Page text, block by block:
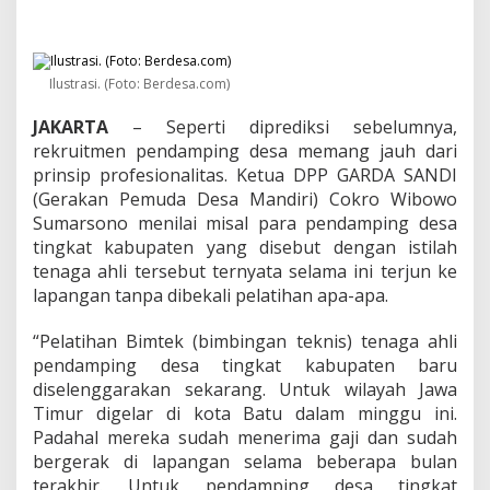
e
k
n
a
g
a
i
P
n
d
m
p
i
g
Ilustrasi. (Foto: Berdesa.com)
JAKARTA – Seperti diprediksi sebelumnya,
rekruitmen pendamping desa memang jauh dari
prinsip profesionalitas. Ketua DPP GARDA SANDI
(Gerakan Pemuda Desa Mandiri) Cokro Wibowo
Sumarsono menilai misal para pendamping desa
tingkat kabupaten yang disebut dengan istilah
tenaga ahli tersebut ternyata selama ini terjun ke
lapangan tanpa dibekali pelatihan apa-apa.
“Pelatihan Bimtek (bimbingan teknis) tenaga ahli
pendamping desa tingkat kabupaten baru
diselenggarakan sekarang. Untuk wilayah Jawa
Timur digelar di kota Batu dalam minggu ini.
Padahal mereka sudah menerima gaji dan sudah
bergerak di lapangan selama beberapa bulan